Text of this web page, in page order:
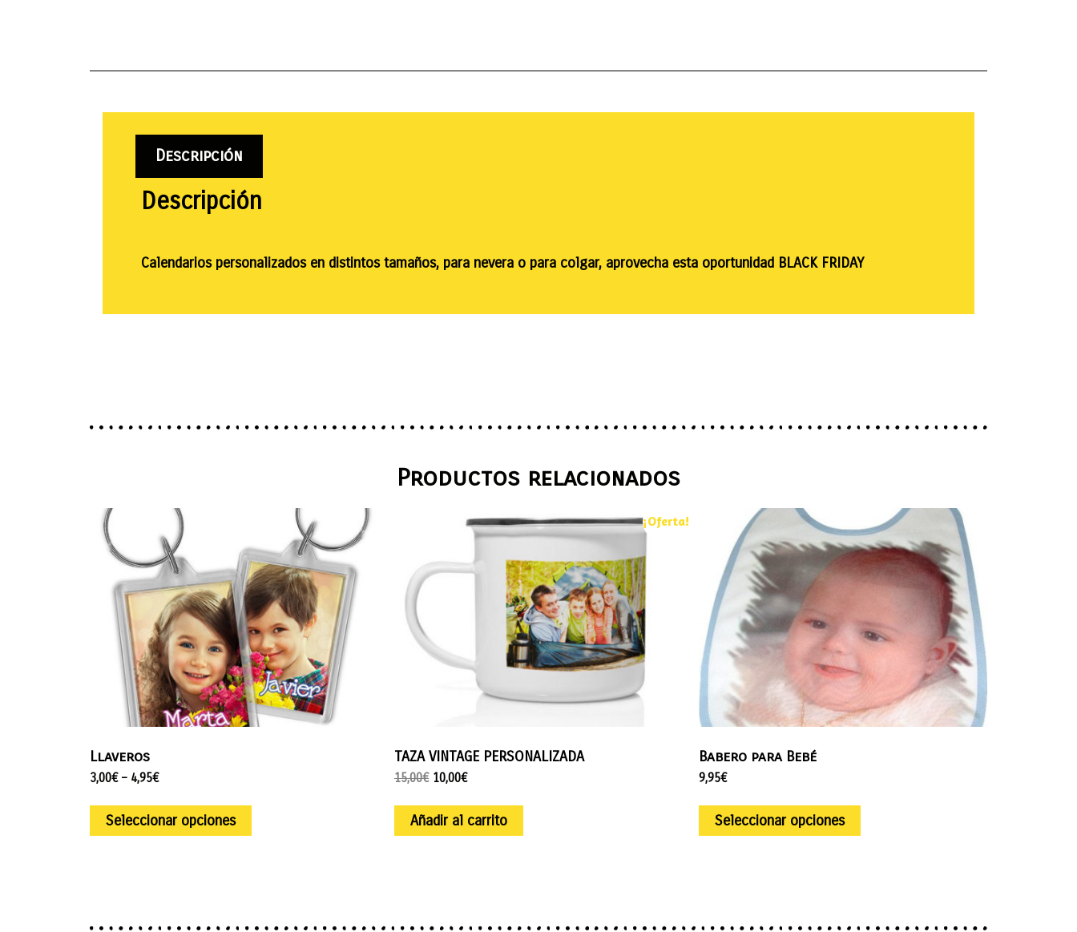
Descripción
Descripción
Calendarios personalizados en distintos tamaños, para nevera o para colgar, aprovecha esta oportunidad BLACK FRIDAY
Productos relacionados
Llaveros
3,00€– 4,95€
Seleccionar opciones
¡Oferta!
TAZA VINTAGE PERSONALIZADA
15,00€ 10,00€
Añadir al carrito
Babero para Bebé
9,95€
Seleccionar opciones